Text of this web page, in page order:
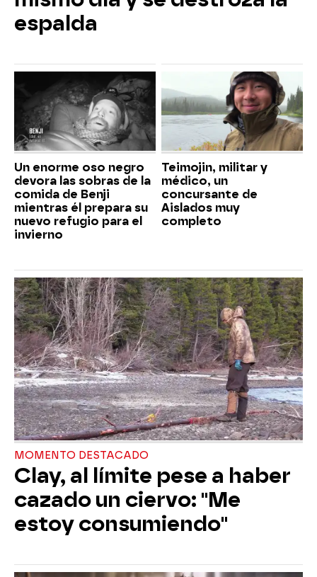
espalda
Un enorme oso negro
devora las sobras de la
comida de Benji
mientras él prepara su
nuevo refugio para el
invierno
Teimojin, militar y
médico, un
concursante de
Aislados muy
completo
MOMENTO DESTACADO
Clay, al límite pese a haber
cazado un ciervo: "Me
estoy consumiendo"